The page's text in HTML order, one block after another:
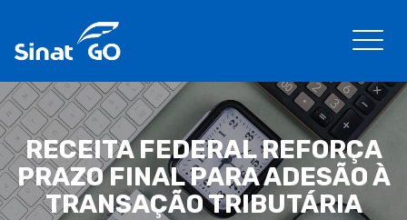
RECEITA FEDERAL REFORÇA
PRAZO FINAL PARA ADESÃO À
TRANSAÇÃO TRIBUTÁRIA